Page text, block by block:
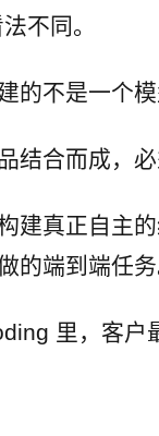
不同。
的不是一个
结合而成，
建真正自主
的端到端任
里，客户